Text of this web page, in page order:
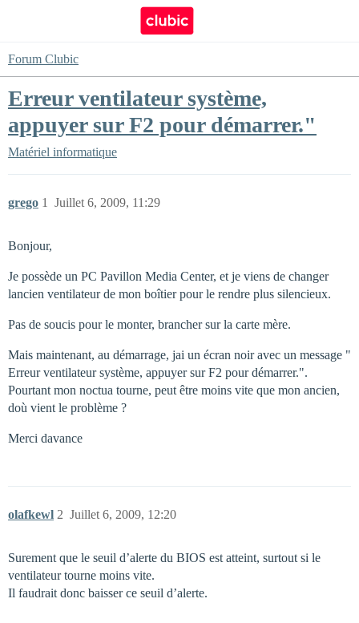
Forum Clubic
Erreur ventilateur système,
appuyer sur F2 pour démarrer."
Matériel informatique
grego Juillet 6, 2009, 11:29
1
Bonjour,
Je possède un PC Pavillon Media Center, et je viens de changer
lancien ventilateur de mon boîtier pour le rendre plus silencieux.
Pas de soucis pour le monter, brancher sur la carte mère.
Mais maintenant, au démarrage, jai un écran noir avec un message "
Erreur ventilateur système, appuyer sur F2 pour démarrer.".
Pourtant mon noctua tourne, peut être moins vite que mon ancien,
doù vient le problème ?
Merci davance
olafkewl Juillet 6, 2009, 12:20
2
Surement que le seuil d’alerte du BIOS est atteint, surtout si le
ventilateur tourne moins vite.
Il faudrait donc baisser ce seuil d’alerte.